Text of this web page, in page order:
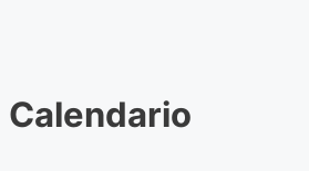
Calendario